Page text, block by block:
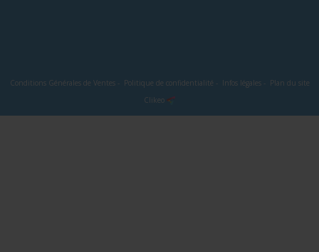
Conditions Générales de Ventes- Politique de confidentialité - Infos légales- Plan du site
Clikeo